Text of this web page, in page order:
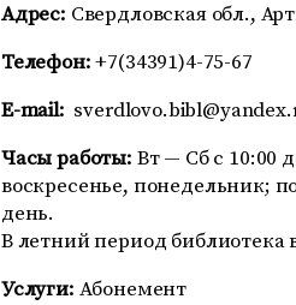
Адрес: Свердловская обл.,
Телефон:+7(34391)4-75-67
E-mail:
Часы работы: Вт — Сб с 10:00
воскресенье, понедельник;
день.
В летний период библиотека
Услуги: Абонемент